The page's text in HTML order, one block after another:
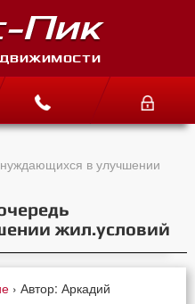
в улучшении
жил.условий
› Автор: Аркадий